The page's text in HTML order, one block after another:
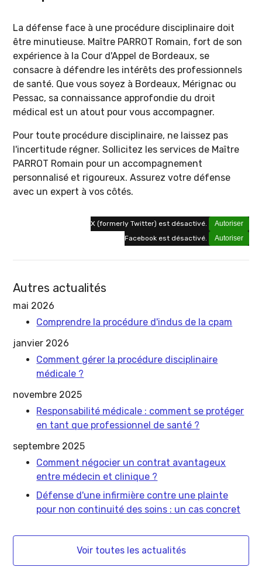
La défense face à une procédure disciplinaire doit
être minutieuse. Maître PARROT Romain, fort de son
expérience à la Cour d'Appel de Bordeaux, se
consacre à défendre les intérêts des professionnels
de santé. Que vous soyez à Bordeaux, Mérignac ou
Pessac, sa connaissance approfondie du droit
médical est un atout pour vous accompagner.
Pour toute procédure disciplinaire, ne laissez pas
l'incertitude régner. Sollicitez les services de Maître
PARROT Romain pour un accompagnement
personnalisé et rigoureux. Assurez votre défense
avec un expert à vos côtés.
X (formerly Twitter) est désactivé.
Autoriser
Facebook est désactivé.
Autoriser
Autres actualités
mai 2026
Comprendre la procédure d'indus de la cpam
janvier 2026
Comment gérer la procédure disciplinaire
médicale ?
novembre 2025
Responsabilité médicale : comment se protéger
en tant que professionnel de santé ?
septembre 2025
Comment négocier un contrat avantageux
entre médecin et clinique ?
Défense d'une infirmière contre une plainte
pour non continuité des soins : un cas concret
Voir toutes les actualités